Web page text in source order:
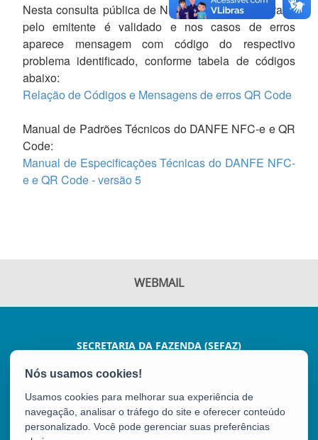
Nesta consulta pública de NFC-e o QR Code gerado
pelo emitente é validado e nos casos de erros
aparece mensagem com código do respectivo
problema identificado, conforme tabela de códigos
abaixo:
Relação de Códigos e Mensagens de erros QR Code
Manual de Padrões Técnicos do DANFE NFC-e e QR
Code:
Manual de Especificações Técnicas do DANFE NFC-
e e QR Code - versão 5
WEBMAIL
SECRETARIA DA FAZENDA (SEFAZ)
AV JOÃO BATISTA PARRA, 600 - ENSEADA DO SUÁ
Tel.: (27) 3347-5102
Usamos cookies para melhorar sua experiência de
navegação, analisar o tráfego do site e oferecer conteúdo
personalizado. Você pode gerenciar suas preferências